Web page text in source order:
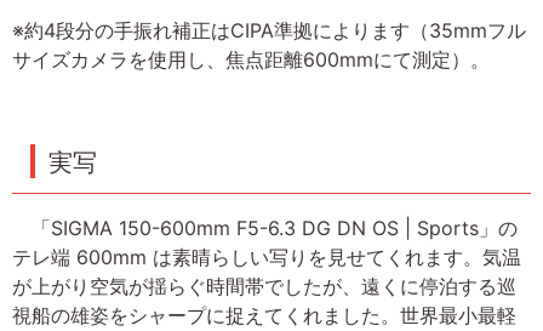
※約4段分の手振れ補正はCIPA準拠によります（35mmフル
サイズカメラを使用し、焦点距離600mmにて測定）。
実写
「SIGMA 150-600mm F5-6.3 DG DN OS | Sports」の
テレ端 600mm は素晴らしい写りを見せてくれます。気温
が上がり空気が揺らぐ時間帯でしたが、遠くに停泊する巡
視船の雄姿をシャープに捉えてくれました。世界最小最軽